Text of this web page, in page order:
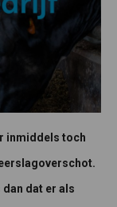
inmiddels toch
dat er als